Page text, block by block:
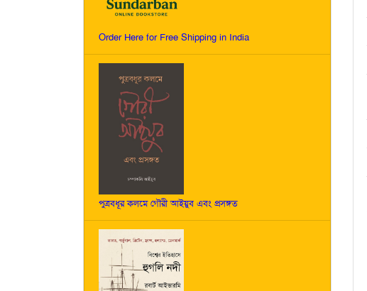
Order Here for Free Shipping in India
পুত্রবধূর কলমে গৌরী আইয়ুব এবং প্রসঙ্গত